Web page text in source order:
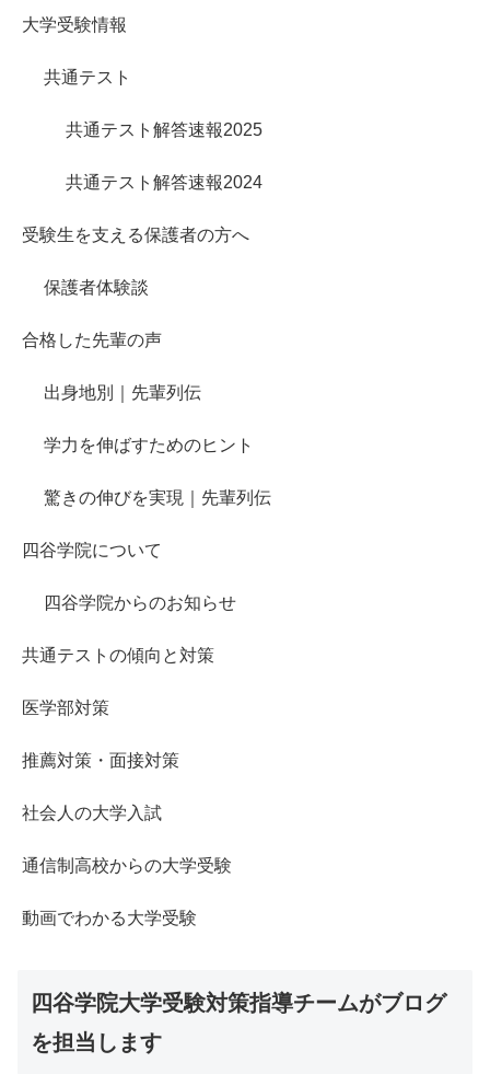
大学受験情報
共通テスト
共通テスト解答速報2025
共通テスト解答速報2024
受験生を支える保護者の方へ
保護者体験談
合格した先輩の声
出身地別｜先輩列伝
学力を伸ばすためのヒント
驚きの伸びを実現｜先輩列伝
四谷学院について
四谷学院からのお知らせ
共通テストの傾向と対策
医学部対策
推薦対策・面接対策
社会人の大学入試
通信制高校からの大学受験
動画でわかる大学受験
四谷学院大学受験対策指導チームがブログ
を担当します